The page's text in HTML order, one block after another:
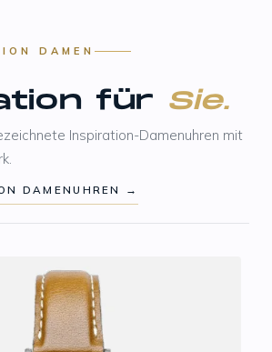
DAMEN
für Sie.
Inspiration-Damenuhren mit
DAMENUHREN →